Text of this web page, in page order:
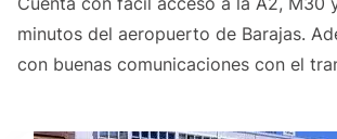
minutos del aeropuerto de Barajas.
con buenas comunicaciones con el